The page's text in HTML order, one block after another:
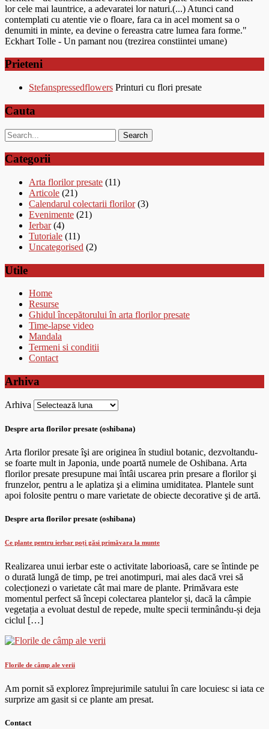
lor cele mai launtrice, a adevaratei lor naturi.(...) Atunci cand
contemplati cu atentie vie o floare, fara ca in acel moment sa o
denumiti in minte, ea devine o fereastra catre lumea fara forme."
Eckhart Tolle - Un pamant nou (trezirea constiintei umane)
Prieteni
Stefanspressedflowers Printuri cu flori presate
Cauta
Categorii
Arta florilor presate (11)
Articole (21)
Calendarul colectarii florilor(3)
Evenimente (21)
Ierbar(4)
Tutoriale (11)
Uncategorised (2)
Utile
Home
Resurse
Ghidul începătorului în arta florilor presate
Time-lapse video
Mandala
Termeni si conditii
Contact
Arhiva
Arhiva
Despre arta florilor presate (oshibana)
Arta florilor presate îşi are originea în studiul botanic, dezvoltandu-
se foarte mult in Japonia, unde poartă numele de Oshibana. Arta
florilor presate presupune mai întâi uscarea prin presare a florilor şi
frunzelor, pentru a le aplatiza şi a elimina umiditatea. Plantele sunt
apoi folosite pentru o mare varietate de obiecte decorative şi de artă.
Despre arta florilor presate (oshibana)
Ce plante pentru ierbar poți găsi primăvara la munte
Realizarea unui ierbar este o activitate laborioasă, care se întinde pe
o durată lungă de timp, pe trei anotimpuri, mai ales dacă vrei să
colecționezi o varietate cât mai mare de plante. Primăvara este
momentul perfect să începi colectarea plantelor și, dacă la câmpie
vegetația a evoluat destul de repede, multe specii terminându-și deja
ciclul […]
Florile de câmp ale verii
Am pornit să explorez împrejurimile satului în care locuiesc si iata ce
surprize am gasit si ce plante am presat.
Contact